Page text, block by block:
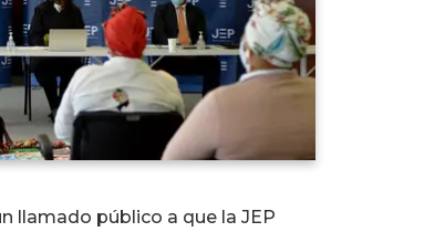
llamado público a que la JEP